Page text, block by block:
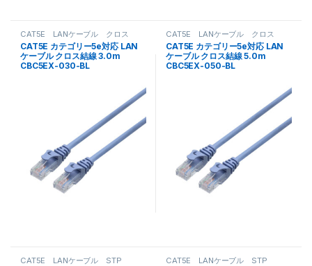
CAT5E LANケーブル クロス
CAT5E カテゴリー5e対応 LAN
ケーブル クロス結線 3.0m
CBC5EX-030-BL
CAT5E LANケーブル クロス
CAT5E カテゴリー5e対応 LAN
ケーブル クロス結線 5.0m
CBC5EX-050-BL
CAT5E LANケーブル STP CAT5E LANケーブル STP